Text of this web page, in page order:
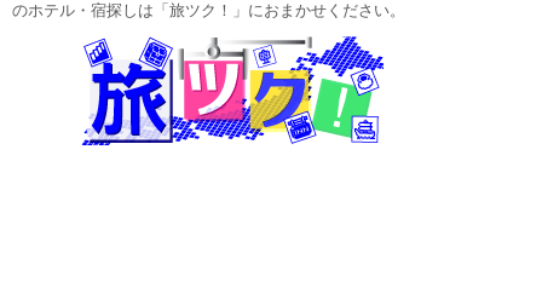
のホテル・宿探しは「旅ツク！」におまかせください。